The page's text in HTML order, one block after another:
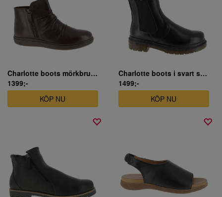
Charlotte boots mörkbrunt skinn
1399;-
KÖP NU
Charlotte boots i svart skinn
1499;-
KÖP NU